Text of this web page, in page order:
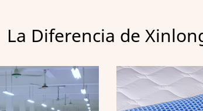
La Diferencia de